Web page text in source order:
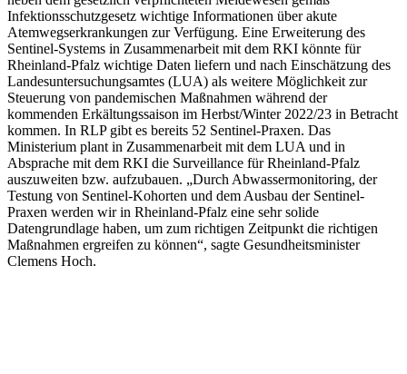
Infektionsschutzgesetz wichtige Informationen über akute
Atemwegserkrankungen zur Verfügung. Eine Erweiterung des
Sentinel-Systems in Zusammenarbeit mit dem RKI könnte für
Rheinland-Pfalz wichtige Daten liefern und nach Einschätzung des
Landesuntersuchungsamtes (LUA) als weitere Möglichkeit zur
Steuerung von pandemischen Maßnahmen während der
kommenden Erkältungssaison im Herbst/Winter 2022/23 in Betracht
kommen. In RLP gibt es bereits 52 Sentinel-Praxen. Das
Ministerium plant in Zusammenarbeit mit dem LUA und in
Absprache mit dem RKI die Surveillance für Rheinland-Pfalz
auszuweiten bzw. aufzubauen. „Durch Abwassermonitoring, der
Testung von Sentinel-Kohorten und dem Ausbau der Sentinel-
Praxen werden wir in Rheinland-Pfalz eine sehr solide
Datengrundlage haben, um zum richtigen Zeitpunkt die richtigen
Maßnahmen ergreifen zu können“, sagte Gesundheitsminister
Clemens Hoch.